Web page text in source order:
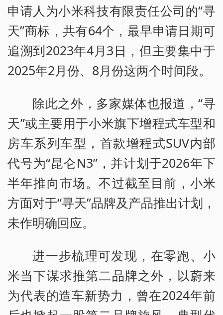
申请人为小米科技有限责任公司的“寻
天”商标，共有64个，最早申请日期可
追溯到2023年4月3日，但主要集中于
2025年2月份、8月份这两个时间段。
除此之外，多家媒体也报道，“寻
天”或主要用于小米旗下增程式车型和
房车系列车型，首款增程式SUV内部
代号为“昆仑N3”，并计划于2026年下
半年推向市场。不过截至目前，小米
方面对于“寻天”品牌及产品推出计划，
未作明确回应。
进一步梳理可发现，在零跑、小
米当下谋求推第二品牌之外，以蔚来
为代表的造车新势力，曾在2024年前